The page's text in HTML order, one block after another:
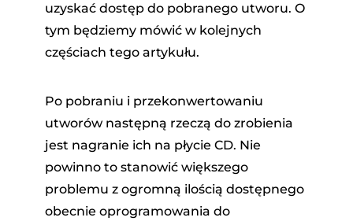
uzyskać dostęp do pobranego utworu. O
tym będziemy mówić w kolejnych
częściach tego artykułu.
Po pobraniu i przekonwertowaniu
utworów następną rzeczą do zrobienia
jest nagranie ich na płycie CD. Nie
powinno to stanowić większego
problemu z ogromną ilością dostępnego
obecnie oprogramowania do